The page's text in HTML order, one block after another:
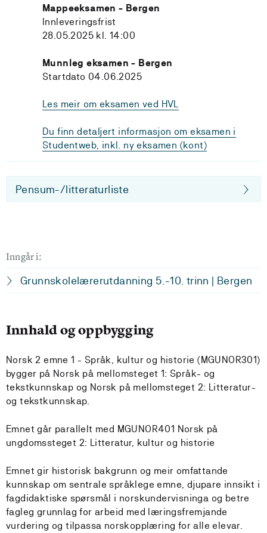
Mappeeksamen - Bergen
Innleveringsfrist
28.05.2025 kl. 14:00
Munnleg eksamen - Bergen
Startdato 04.06.2025
Les meir om eksamen ved HVL
Du finn detaljert informasjon om eksamen i
Studentweb, inkl. ny eksamen (kont)
Pensum-/litteraturliste
Inngår i:
Grunnskolelærerutdanning 5.-10. trinn | Bergen
Innhald og oppbygging
Norsk 2 emne 1 - Språk, kultur og historie (MGUNOR301)
bygger på Norsk på mellomsteget 1: Språk- og
tekstkunnskap og Norsk på mellomsteget 2: Litteratur-
og tekstkunnskap.
Emnet går parallelt med MGUNOR401 Norsk på
ungdomssteget 2: Litteratur, kultur og historie
Emnet gir historisk bakgrunn og meir omfattande
kunnskap om sentrale språklege emne, djupare innsikt i
fagdidaktiske spørsmål i norskundervisninga og betre
fagleg grunnlag for arbeid med læringsfremjande
vurdering og tilpassa norskopplæring for alle elevar.